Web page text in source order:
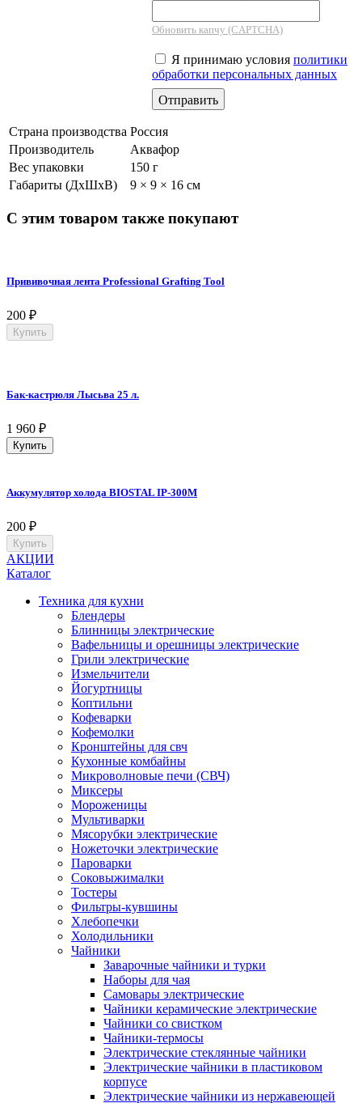
Обновить капчу (CAPTCHA)
Я принимаю условия политики
обработки персональных данных
Страна производства Россия
Производитель
Аквафор
Вес упаковки
150 г
Габариты (ДхШхВ)
9 × 9 × 16 см
С этим товаром также покупают
Прививочная лента Professional Grafting Tool
200 ₽
Купить
Бак-кастрюля Лысьва 25 л.
1 960 ₽
Купить
Аккумулятор холода BIOSTAL IP-300M
200 ₽
Купить
АКЦИИ
Каталог
Техника для кухни
Блендеры
Блинницы электрические
Вафельницы и орешницы электрические
Грили электрические
Измельчители
Йогуртницы
Коптильни
Кофеварки
Кофемолки
Кронштейны для свч
Кухонные комбайны
Микроволновые печи (СВЧ)
Миксеры
Мороженицы
Мультиварки
Мясорубки электрические
Ножеточки электрические
Пароварки
Соковыжималки
Тостеры
Фильтры-кувшины
Хлебопечки
Холодильники
Чайники
Заварочные чайники и турки
Наборы для чая
Самовары электрические
Чайники керамические электрические
Чайники со свистком
Чайники-термосы
Электрические стеклянные чайники
Электрические чайники в пластиковом
корпусе
Электрические чайники из нержавеющей